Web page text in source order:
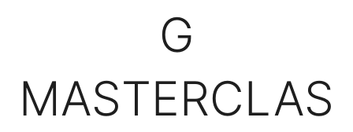
G
MASTERCLAS